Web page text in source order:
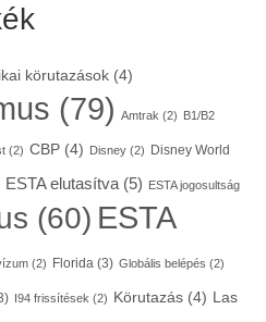
körutazások (4)
(79) Amtrak (2) B1/B2
(2) CBP (4) Disney (2) Disney World
ESTA elutasítva(5) ESTA jogosultság
(60) ESTA
(2) Florida (3) Globális belépés (2)
I94 frissítések (2) Körutazás (4) Las